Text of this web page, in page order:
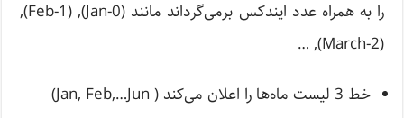
را به همراه عدد ایندکس برمی‌گرداند مانند (Jan-0), (Feb-1),
(March-2), …
خط 3 لیست ماه‌ها را اعلان می‌کند ( Jan, Feb,…Jun)